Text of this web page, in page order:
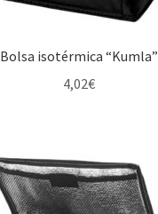
Bolsa isotérmica “Kumla”
4,02€